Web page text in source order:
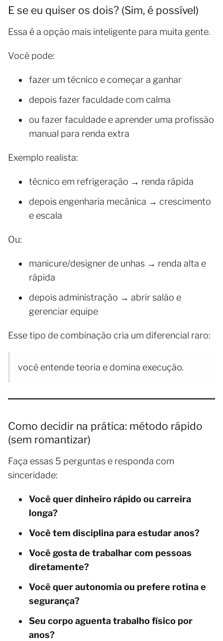
E se eu quiser os dois? (Sim, é possível)
Essa é a opção mais inteligente para muita gente.
Você pode:
fazer um técnico e começar a ganhar
depois fazer faculdade com calma
ou fazer faculdade e aprender uma profissão
manual para renda extra
Exemplo realista:
técnico em refrigeração → renda rápida
depois engenharia mecânica → crescimento
e escala
Ou:
manicure/designer de unhas → renda alta e
rápida
depois administração → abrir salão e
gerenciar equipe
Esse tipo de combinação cria um diferencial raro:
você entende teoria e domina execução.
Como decidir na prática: método rápido
(sem romantizar)
Faça essas 5 perguntas e responda com
sinceridade:
Você quer dinheiro rápido ou carreira
longa?
Você tem disciplina para estudar anos?
Você gosta de trabalhar com pessoas
diretamente?
Você quer autonomia ou prefere rotina e
segurança?
Seu corpo aguenta trabalho físico por
anos?